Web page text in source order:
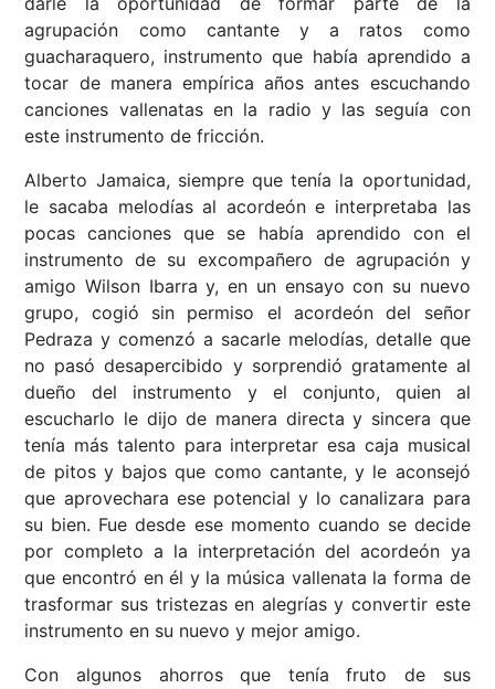
agrupación como cantante y a ratos como
guacharaquero, instrumento que había aprendido a
tocar de manera empírica años antes escuchando
canciones vallenatas en la radio y las seguía con
este instrumento de fricción.
Alberto Jamaica, siempre que tenía la oportunidad,
le sacaba melodías al acordeón e interpretaba las
pocas canciones que se había aprendido con el
instrumento de su excompañero de agrupación y
amigo Wilson Ibarra y, en un ensayo con su nuevo
grupo, cogió sin permiso el acordeón del señor
Pedraza y comenzó a sacarle melodías, detalle que
no pasó desapercibido y sorprendió gratamente al
dueño del instrumento y el conjunto, quien al
escucharlo le dijo de manera directa y sincera que
tenía más talento para interpretar esa caja musical
de pitos y bajos que como cantante, y le aconsejó
que aprovechara ese potencial y lo canalizara para
su bien. Fue desde ese momento cuando se decide
por completo a la interpretación del acordeón ya
que encontró en él y la música vallenata la forma de
trasformar sus tristezas en alegrías y convertir este
instrumento en su nuevo y mejor amigo.
Con algunos ahorros que tenía fruto de sus